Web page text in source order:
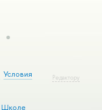
Редактору
Условия
Школе